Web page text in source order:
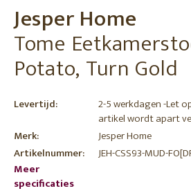
Jesper Home
Tome
Potato, Turn Gold
Levertijd:
2-5 werkdagen -Let
artikel wordt apart
Merk:
Jesper Home
Artikelnummer:
JEH-CSS93-MUD-
Meer
specificaties